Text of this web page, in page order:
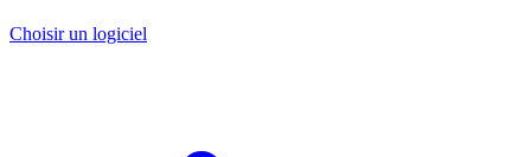
Choisir un logiciel